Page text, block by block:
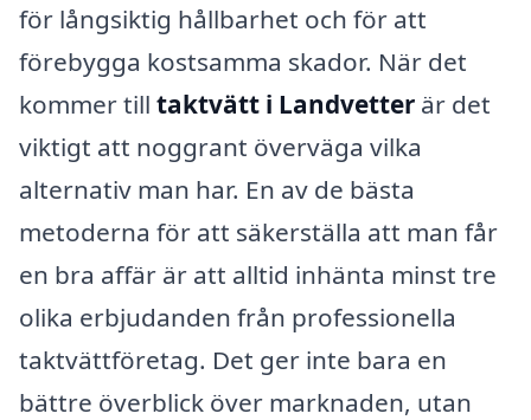
för långsiktig hållbarhet och för att
förebygga kostsamma skador. När det
kommer till taktvätt i Landvetter är det
viktigt att noggrant överväga vilka
alternativ man har. En av de bästa
metoderna för att säkerställa att man får
en bra affär är att alltid inhänta minst tre
olika erbjudanden från professionella
taktvättföretag. Det ger inte bara en
bättre överblick över marknaden, utan